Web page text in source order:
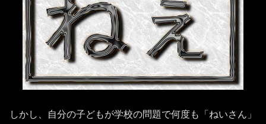
しかし、自分の子どもが学校の問題で何度も「ねいさん」